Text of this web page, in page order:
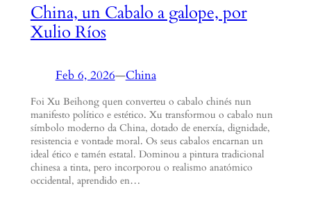
China, un Cabalo a galope, por
Xulio Ríos
Feb 6, 2026—China
Foi Xu Beihong quen converteu o cabalo chinés nun
manifesto político e estético. Xu transformou o cabalo nun
símbolo moderno da China, dotado de enerxía, dignidade,
resistencia e vontade moral. Os seus cabalos encarnan un
ideal ético e tamén estatal. Dominou a pintura tradicional
chinesa a tinta, pero incorporou o realismo anatómico
occidental, aprendido en…